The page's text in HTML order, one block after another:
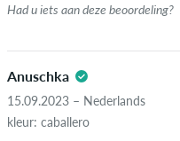
Had u iets aan deze beoordeling?
Anuschka
15.09.2023 – Nederlands
kleur: caballero